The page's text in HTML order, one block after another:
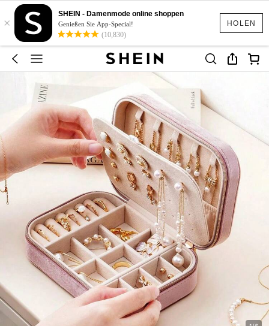
HOLEN
×
SHEIN - Damenmode online shoppen
Genießen Sie App-Special!
(10,830)